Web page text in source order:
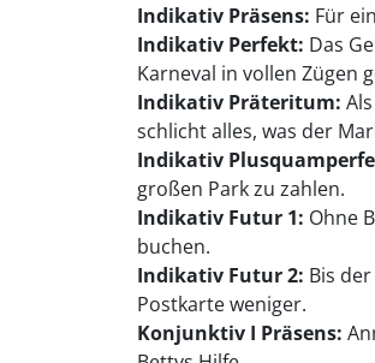
Indikativ Präsens: Für
Indikativ Perfekt: Das
Karneval in vollen Zügen
Indikativ Präteritum:
schlicht alles, was der
Indikativ
großen Park zu zahlen.
Indikativ Futur 1: Ohne
buchen.
Indikativ Futur 2: Bis
Postkarte weniger.
Konjunktiv I Präsens: